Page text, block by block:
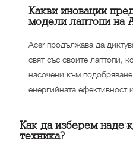
Какви иновации
модели лаптопи на
Acer продължава да
свят със своите лаптопи,
насочени към
енергийната ефективност
Как да изберем
техника?